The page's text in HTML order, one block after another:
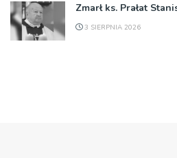
Zmarł ks. Prałat
3 SIERPNIA 2026